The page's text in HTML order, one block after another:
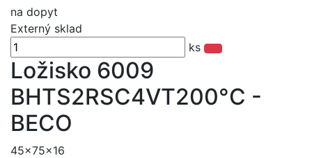
na dopyt
Externý sklad
ks
Ložisko 6009
BHTS2RSC4VT200°C -
BECO
45x75x16